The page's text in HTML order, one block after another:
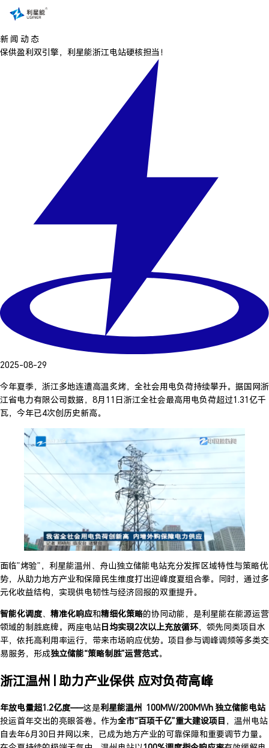
新 闻 动 态
保供盈利双引擎，利星能浙江电站硬核担当！
2025-08-29
今年夏季，浙江多地连遭高温炙烤，全社会用电负荷持续攀升。据国网浙
江省电力有限公司数据，8月11日浙江全社会最高用电负荷超过1.31亿千
瓦，今年已4次创历史新高。
面临”烤验”，利星能温州、舟山独立储能电站充分发挥区域特性与策略优
势，从助力地方产业和保障民生维度打出迎峰度夏组合拳。同时，通过多
元化收益结构，实现供电韧性与经济回报的双重提升。
智能化调度、 精准化响应和精细化策略的协同动能，是利星能在能源运营
领域的制胜底牌。两座电站日均实现2次以上充放循环，领先同类项目水
平，依托高利用率运行，带来市场响应优势。项目参与调峰调频等多类交
易服务，形成独立储能“策略制胜”运营范式。
浙江温州 | 助力产业保供 应对负荷高峰
年放电量超1.2亿度——这是利星能温州 100MW/200MWh 独立储能电站
投运首年交出的亮眼答卷。作为全市“百项千亿”重大建设项目 ，温州电站
自去年6月30日并网以来，已成为地方产业的可靠保障和重要调节力量。